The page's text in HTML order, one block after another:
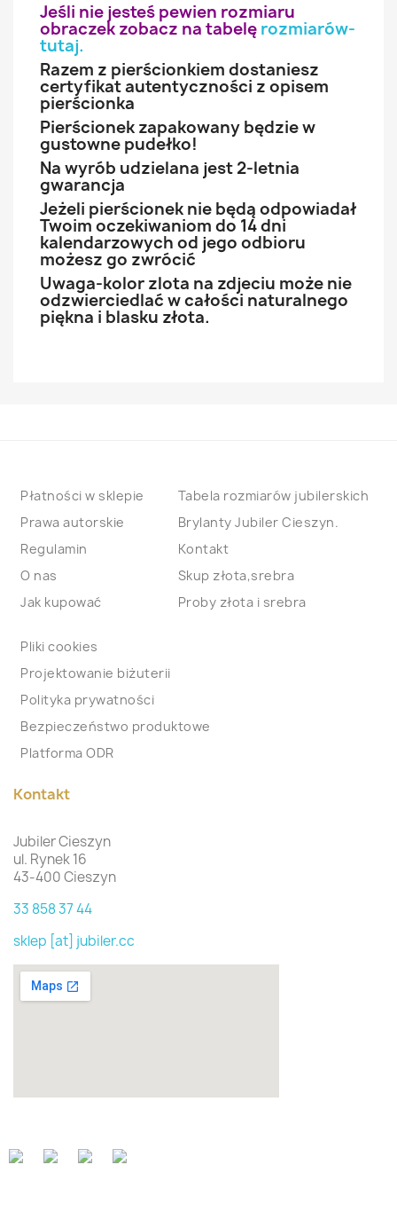
Jeśli nie jesteś pewien rozmiaru
obraczek zobacz na tabelę rozmiarów-
tutaj.
Razem z pierścionkiem dostaniesz
certyfikat autentyczności z opisem
pierścionka
Pierścionek zapakowany będzie w
gustowne pudełko!
Na wyrób udzielana jest 2-letnia
gwarancja
Jeżeli pierścionek nie będą odpowiadał
Twoim oczekiwaniom do 14 dni
kalendarzowych od jego odbioru
możesz go zwrócić
Uwaga-kolor zlota na zdjeciu może nie
odzwierciedlać w całości naturalnego
piękna i blasku złota.
Płatności w sklepie
Prawa autorskie
Regulamin
O nas
Jak kupować
Tabela rozmiarów jubilerskich
Brylanty Jubiler Cieszyn.
Kontakt
Skup złota,srebra
Proby złota i srebra
Pliki cookies
Projektowanie biżuterii
Polityka prywatności
Bezpieczeństwo produktowe
Platforma ODR
Kontakt
Jubiler Cieszyn
ul. Rynek 16
43-400 Cieszyn
33 858 37 44
sklep [at] jubiler.cc